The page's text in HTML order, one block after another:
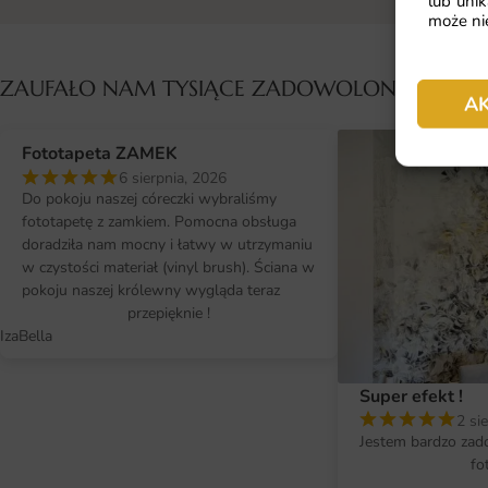
może
ZAUFAŁO NAM TYSIĄCE ZADOWOLONYCH
Fototapeta ZAMEK
6 sierpnia, 2026
Do pokoju naszej córeczki wybraliśmy
fototapetę z zamkiem. Pomocna obsługa
doradziła nam mocny i łatwy w utrzymaniu
w czystości materiał (vinyl brush). Ściana w
pokoju naszej królewny wygląda teraz
przepięknie !
IzaBella
Super efekt !
2
Jestem bardzo